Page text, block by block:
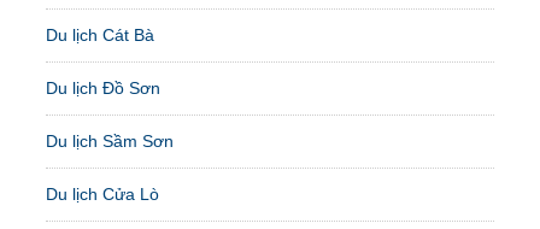
Du lịch Cát Bà
Du lịch Đồ Sơn
Du lịch Sầm Sơn
Du lịch Cửa Lò